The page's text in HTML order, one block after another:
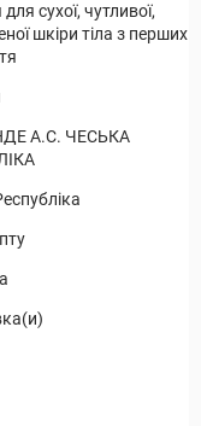
сухої, чутливої,
шкіри тіла з перших
А.С. ЧЕСЬКА